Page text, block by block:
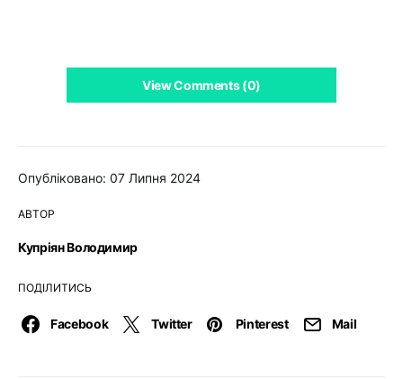
Опубліковано: 07 Липня 2024
АВТОР
Купріян Володимир
ПОДІЛИТИСЬ
Facebook Twitter Pinterest Mail
View Comments (0)